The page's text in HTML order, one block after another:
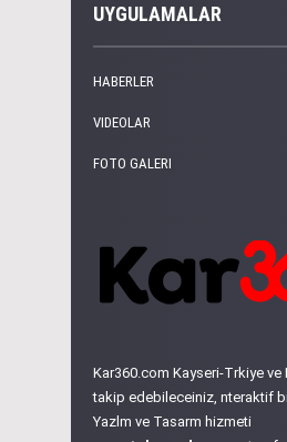
UYGULAMALAR
HABERLER
VIDEOLAR
FOTO GALERI
Kar360.com Kayseri-Trkiye ve
takip edebileceiniz, nteraktif
Yazlm ve Tasarm hizmeti